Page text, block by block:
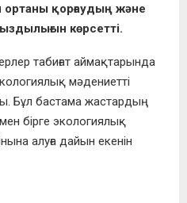
ортаны қорғаудың және
көрсетті.
табиғат аймақтарында
мәдениетті
Бұл бастама жастардың
бірге экологиялық
алуға дайын екенін